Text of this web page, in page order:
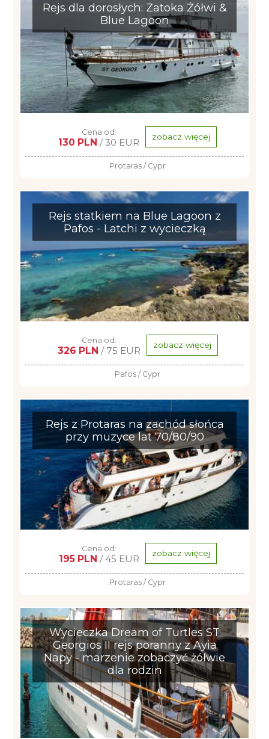
Rejs dla dorosłych: Zatoka Żółwi &
Blue Lagoon
Cena od:
130 PLN / 30 EUR zobacz więcej
Protaras / Cypr
Rejs statkiem na Blue Lagoon z
Pafos - Latchi z wycieczką
Cena od:
326 PLN / 75 EUR zobacz więcej
Pafos / Cypr
Rejs z Protaras na zachód słońca
przy muzyce lat 70/80/90
Cena od:
195 PLN / 45 EUR zobacz więcej
Protaras / Cypr
Wycieczka Dream of Turtles ST
Georgios II rejs poranny z Ayia
Napy - marzenie zobaczyć żółwie
dla rodzin